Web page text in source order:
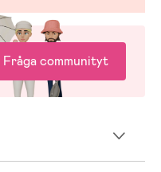
Fråga communityt